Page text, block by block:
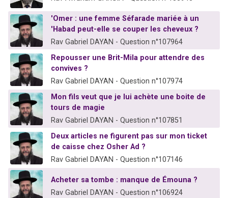
'Omer : une femme Séfarade mariée à un
'Habad peut-elle se couper les cheveux ?
Rav Gabriel DAYAN - Question n°107964
Repousser une Brit-Mila pour attendre des
convives ?
Rav Gabriel DAYAN - Question n°107974
Mon fils veut que je lui achète une boite de
tours de magie
Rav Gabriel DAYAN - Question n°107851
Deux articles ne figurent pas sur mon ticket
de caisse chez Osher Ad ?
Rav Gabriel DAYAN - Question n°107146
Acheter sa tombe : manque de Émouna ?
Rav Gabriel DAYAN - Question n°106924